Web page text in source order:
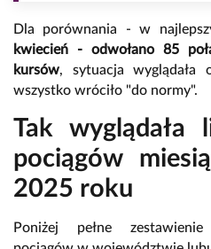
Dla porównania - w
kwiecień - odwołano 85
kursów, sytuacja wyglądała
wszystko wróciło "do normy".
Tak wyglądała
pociągów
2025 roku
Poniżej pełne